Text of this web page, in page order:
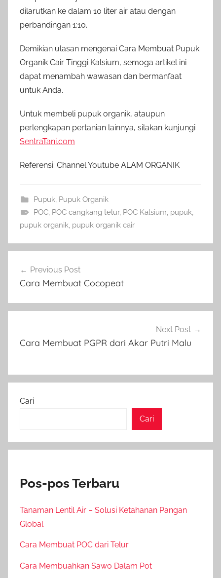
dilarutkan ke dalam 10 liter air atau dengan
perbandingan 1:10.
Demikian ulasan mengenai Cara Membuat Pupuk
Organik Cair Tinggi Kalsium, semoga artikel ini
dapat menambah wawasan dan bermanfaat
untuk Anda.
Untuk membeli pupuk organik, ataupun
perlengkapan pertanian lainnya, silakan kunjungi
SentraTani.com
Referensi: Channel Youtube ALAM ORGANIK
Pupuk, Pupuk Organik
POC, POC cangkang telur, POC Kalsium, pupuk,
pupuk organik, pupuk organik cair
pos
Previous Post
Cara Membuat Cocopeat
Next Post
Cara Membuat PGPR dari Akar Putri Malu
Cari
Cari
Pos-pos Terbaru
Tanaman Lentil Air – Solusi Ketahanan Pangan
Global
Cara Membuat POC dari Telur
Cara Membuahkan Sawo Dalam Pot